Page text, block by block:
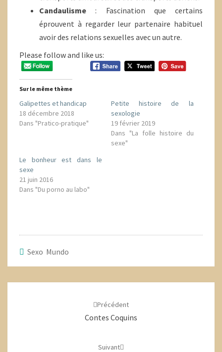
Candaulisme : Fascination que certains
éprouvent à regarder leur partenaire habituel
avoir des relations sexuelles avec un autre.
Please follow and like us:
Sur le même thème
Galipettes et handicap
18 décembre 2018
Dans "Pratico-pratique"
Petite histoire de la
sexologie
19 février 2019
Dans "La folle histoire du
sexe"
Le bonheur est dans le
sexe
21 juin 2016
Dans "Du porno au labo"
Sexo Mundo
Précédent
Contes Coquins
Suivant